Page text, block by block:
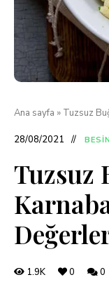
Ana sayfa » Tuzsuz
28/08/2021
Tuzsuz
1.9K 0 0